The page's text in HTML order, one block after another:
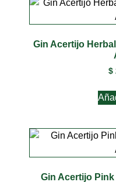
Gin Acertijo
$
Gin Acertijo